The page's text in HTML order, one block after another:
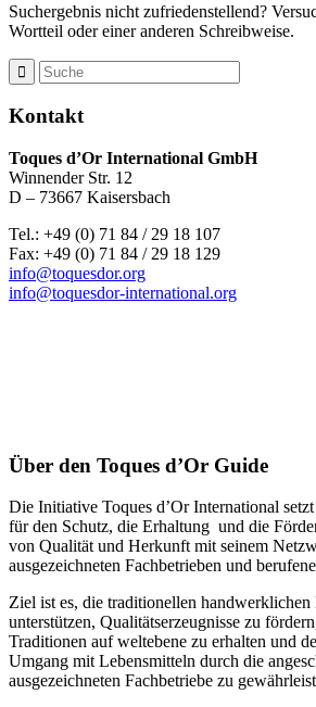
Suchergebnis nicht zufriedenstellend?
Wortteil oder einer anderen Schreibweise.
Kontakt
Toques d’Or International GmbH
Winnender Str. 12
D – 73667 Kaisersbach
Tel.: +49 (0) 71 84 / 29 18 107
Fax: +49 (0) 71 84 / 29 18 129
info@toquesdor.org
info@toquesdor-international.org
Über den Toques d’Or Guide
Die Initiative Toques d’Or International
für den Schutz, die Erhaltung und die
von Qualität und Herkunft mit seinem
ausgezeichneten Fachbetrieben und
Ziel ist es, die traditionellen handwerklichen
unterstützen, Qualitätserzeugnisse zu
Traditionen auf weltebene zu erhalten und
Umgang mit Lebensmitteln durch die
ausgezeichneten Fachbetriebe zu